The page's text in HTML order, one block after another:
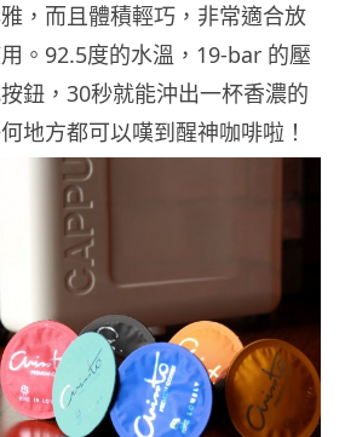
，而且體積輕巧，非常適合放
。92.5度的水溫，19-bar 的壓
鈕，30秒就能沖出一杯香濃的
地方都可以嘆到醒神咖啡啦！